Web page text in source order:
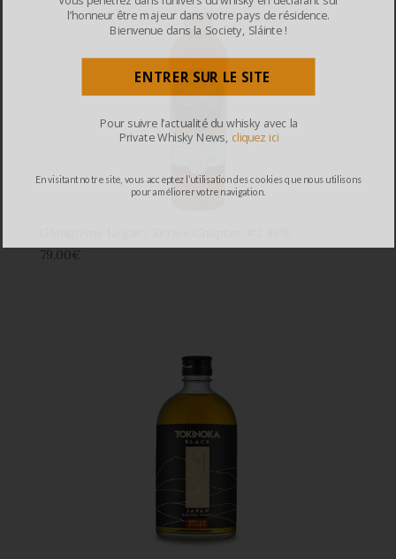
79,00€
l’honneur être majeur dans votre pays de résidence.
Bienvenue dans la Society, Sláinte !
ENTRER SUR LE SITE
En visitant notre site, vous acceptez l’utilisation des cookies que nous utilisons
pour améliorer votre navigation.
Pour suivre l’actualité du whisky avec la
Private Whisky News, cliquez ici